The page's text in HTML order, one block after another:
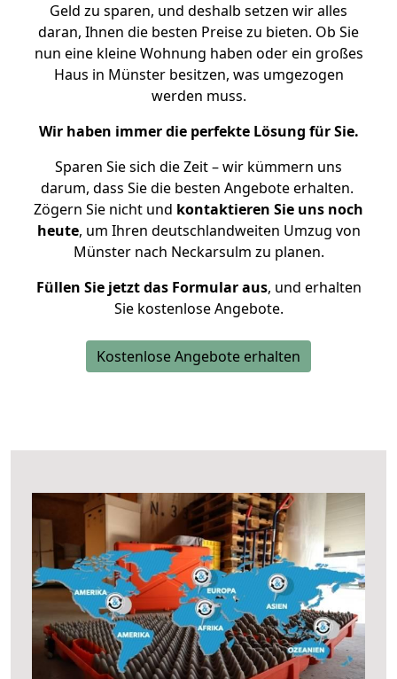
Geld zu sparen, und deshalb setzen wir alles
daran, Ihnen die besten Preise zu bieten. Ob Sie
nun eine kleine Wohnung haben oder ein großes
Haus in Münster besitzen, was umgezogen
werden muss.
Wir haben immer die perfekte Lösung für Sie.
Sparen Sie sich die Zeit – wir kümmern uns
darum, dass Sie die besten Angebote erhalten.
Zögern Sie nicht und kontaktieren Sie uns noch
heute, um Ihren deutschlandweiten Umzug von
Münster nach Neckarsulm zu planen.
Füllen Sie jetzt das Formular aus, und erhalten
Sie kostenlose Angebote.
Kostenlose Angebote erhalten